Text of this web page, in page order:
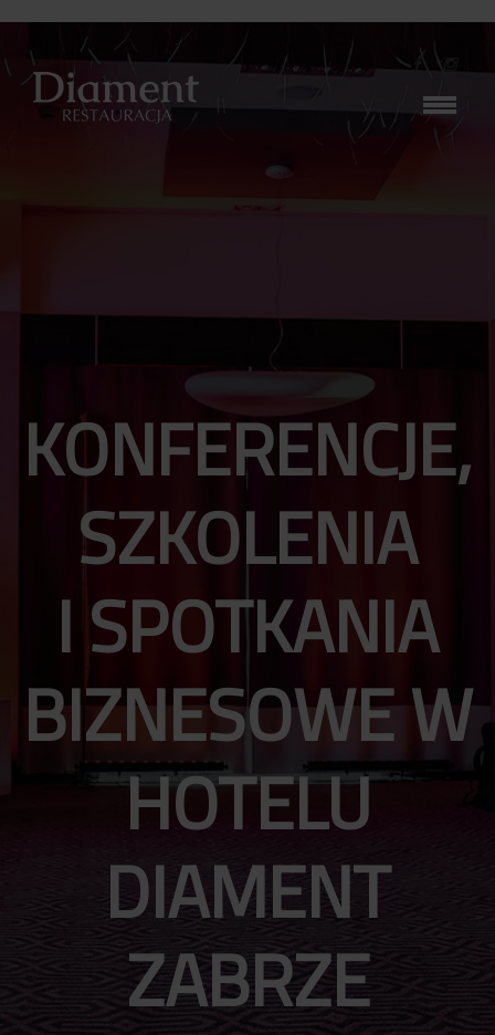
KONFERENCJE,
SZKOLENIA
I SPOTKANIA
BIZNESOWE W
HOTELU
DIAMENT
ZABRZE